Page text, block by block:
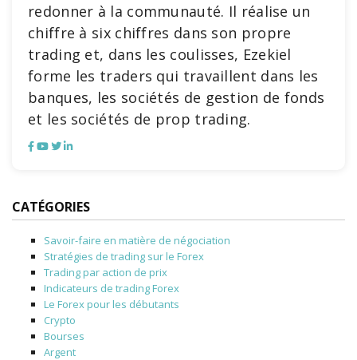
redonner à la communauté. Il réalise un
chiffre à six chiffres dans son propre
trading et, dans les coulisses, Ezekiel
forme les traders qui travaillent dans les
banques, les sociétés de gestion de fonds
et les sociétés de prop trading.
CATÉGORIES
Savoir-faire en matière de négociation
Stratégies de trading sur le Forex
Trading par action de prix
Indicateurs de trading Forex
Le Forex pour les débutants
Crypto
Bourses
Argent